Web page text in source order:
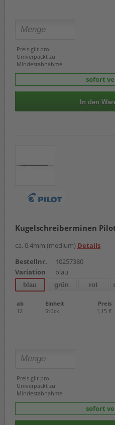
Preis gilt pro
Umverpackt zu
Mindestabnahme
sofort
In den
Kugelschreiberminen Pilot
ca. 0,4mm (medium) Details
Bestellnr.
10257380
Variation
blau
blau grün rot
ab Einheit
Preis
12
Stück 1,15 €
Preis gilt pro
Umverpackt zu
Mindestabnahme
sofort